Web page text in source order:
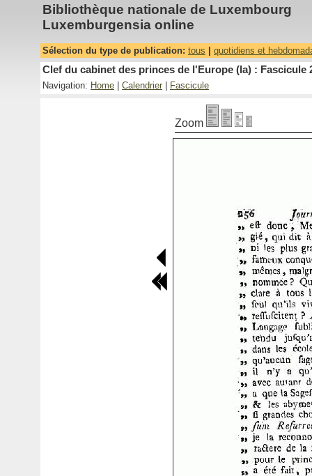
Bibliothèque nationale de Luxembourg
Luxemburgensia online
Sélection du type de publication: tous quotidiens et
Clef du cabinet des princes de l'Europe (la) : Fascicule
Navigation: Home Calendrier Fascicule
Zoom